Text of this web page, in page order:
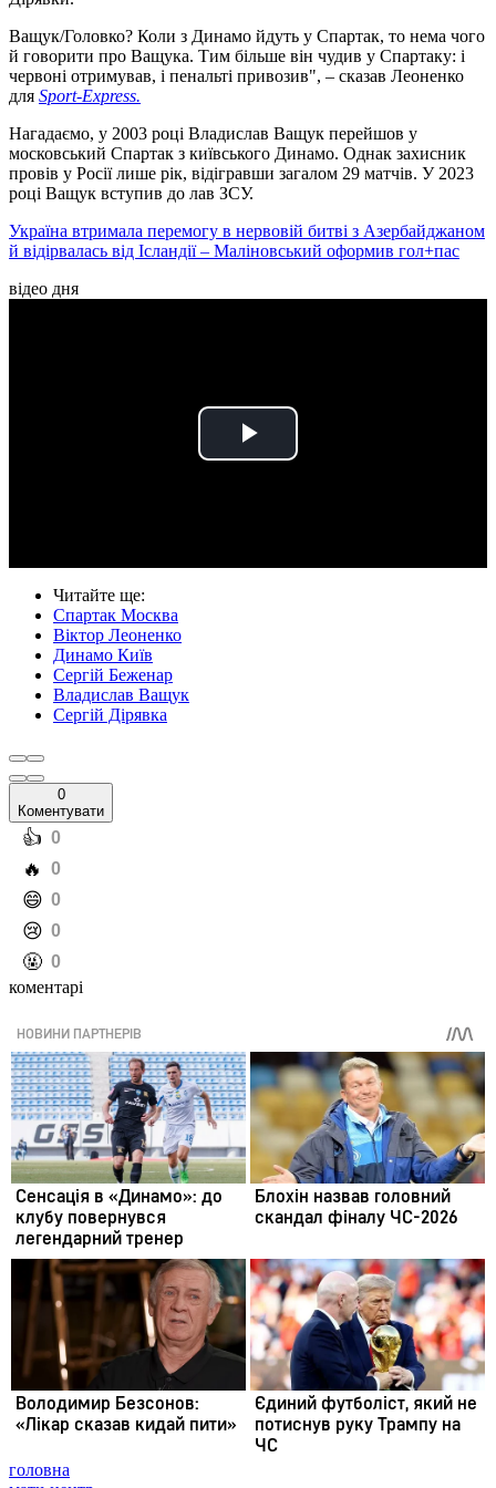
Ващук/Головко? Коли з Динамо йдуть у Спартак, то нема чого
й говорити про Ващука. Тим більше він чудив у Спартаку: і
червоні отримував, і пенальті привозив", – сказав Леоненко
для Sport-Еxpress.
Нагадаємо, у 2003 році Владислав Ващук перейшов у
московський Спартак з київського Динамо. Однак захисник
провів у Росії лише рік, відігравши загалом 29 матчів. У 2023
році Ващук вступив до лав ЗСУ.
Україна втримала перемогу в нервовій битві з Азербайджаном
й відірвалась від Ісландії – Маліновський оформив гол+пас
відео дня
Play
Читайте ще:
Спартак Москва
Віктор Леоненко
Динамо Київ
Сергій Беженар
Владислав Ващук
Сергій Дірявка
0
Коментувати
️👍 0
️🔥 0
️😄 0
️😢 0
️🤬 0
коментарі
головна